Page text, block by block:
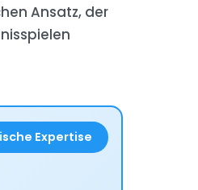
Ansatz, der
Expertise